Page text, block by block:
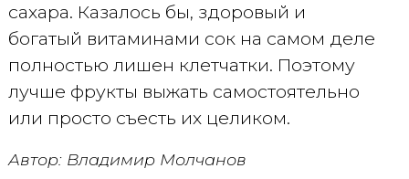
сахара. Казалось бы, здоровый и
богатый витаминами сок на самом деле
полностью лишен клетчатки. Поэтому
лучше фрукты выжать самостоятельно
или просто съесть их целиком.
Автор: Владимир Молчанов